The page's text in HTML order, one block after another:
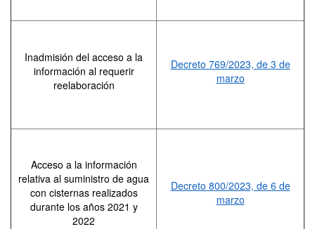
Inadmisión del acceso a la
información al requerir
reelaboración
Decreto 769/2023, de 3 de
marzo
Acceso a la información
relativa al suministro de agua
con cisternas realizados
durante los años 2021 y
2022
Decreto 800/2023, de 6 de
marzo